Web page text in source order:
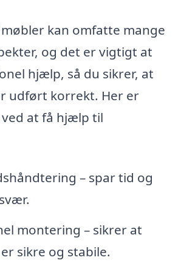
kan omfatte mange
og det er vigtigt at
hjælp, så du sikrer, at
udført korrekt. Her er
at få hjælp til
– spar tid og
montering – sikrer at
sikre og stabile.